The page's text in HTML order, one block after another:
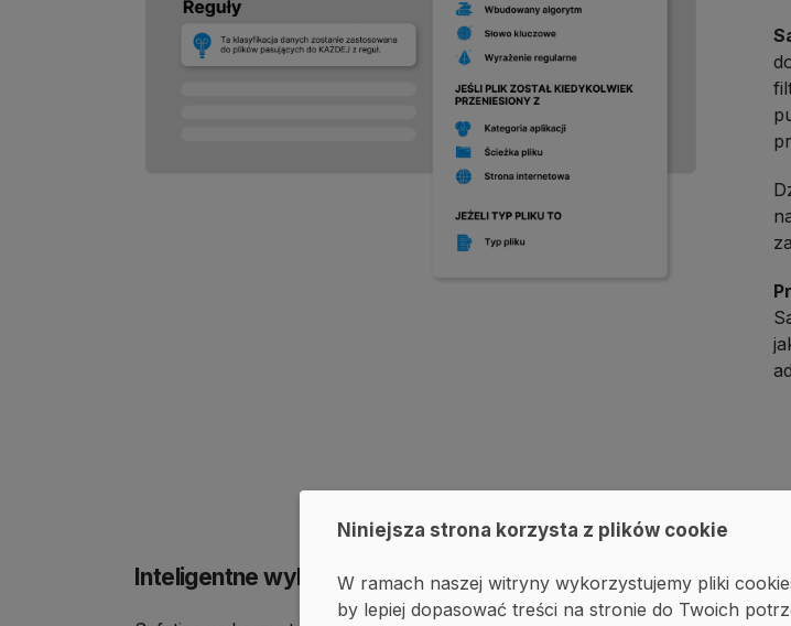
Inteligentne wykrywanie danych wrażliwych
Niniejsza strona korzysta z plików cookie
W ramach naszej witryny wykorzystujemy pliki
by lepiej dopasować treści na stronie do Twoich